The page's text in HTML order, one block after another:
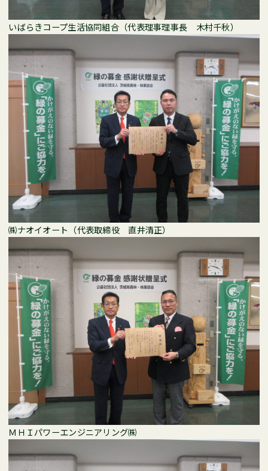
いばらきコープ生活協同組合（代表理事理事長 木村千秋）
㈱ナオイオート（代表取締役 直井清正）
ＭＨＩパワーエンジニアリング㈱